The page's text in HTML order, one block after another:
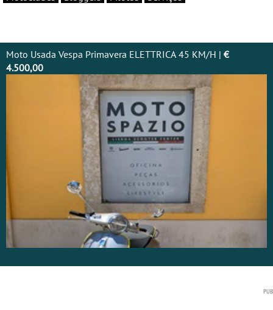
Moto Usada Vespa Primavera ELETTRICA 45 KM/H | €
4.500,00